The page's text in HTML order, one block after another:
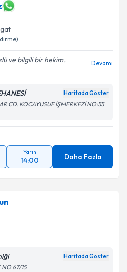
ve bilgili bir hekim.
Devamı
Haritada Göster
CD. KOCAYUSUF İŞMERKEZİ NO:55
Yarın
14:00 Daha Fazla
Haritada Göster
NO 67/15